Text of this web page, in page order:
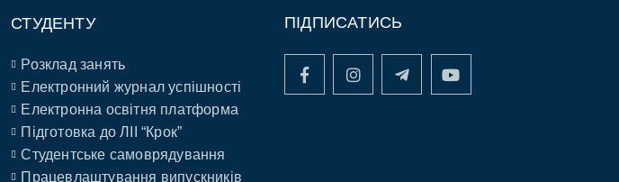
СТУДЕНТУ
Розклад занять
Електронний журнал успішності
Електронна освітня платформа
Підготовка до ЛІІ “Крок”
Студентське самоврядування
Працевлаштування випускників
ПІДПИСАТИСЬ